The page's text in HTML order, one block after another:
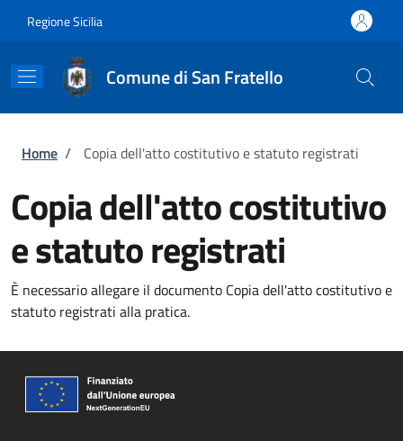
Regione Sicilia
Comune di San Fratello
Briciole di pane
Home / Copia dell'atto costitutivo e statuto registrati
Copia dell'atto costitutivo
e statuto registrati
È necessario allegare il documento Copia dell'atto costitutivo e
statuto registrati alla pratica.